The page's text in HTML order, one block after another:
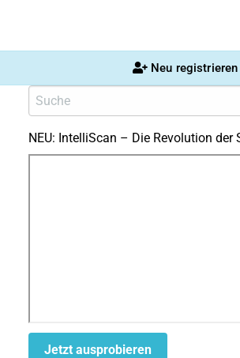
Neu registrieren
NEU: IntelliScan – Die Revolution der
Jetzt ausprobieren